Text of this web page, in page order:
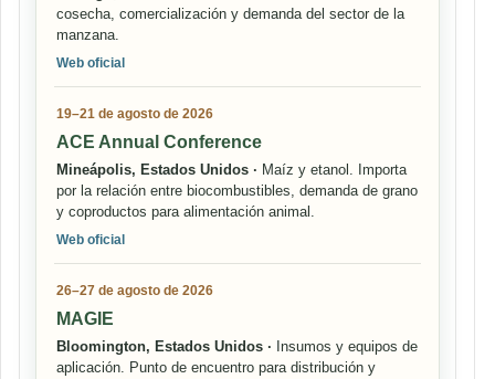
cosecha, comercialización y demanda del sector de la
manzana.
Web oficial
19–21 de agosto de 2026
ACE Annual Conference
Mineápolis, Estados Unidos · Maíz y etanol. Importa
por la relación entre biocombustibles, demanda de grano
y coproductos para alimentación animal.
Web oficial
26–27 de agosto de 2026
MAGIE
Bloomington, Estados Unidos · Insumos y equipos de
aplicación. Punto de encuentro para distribución y